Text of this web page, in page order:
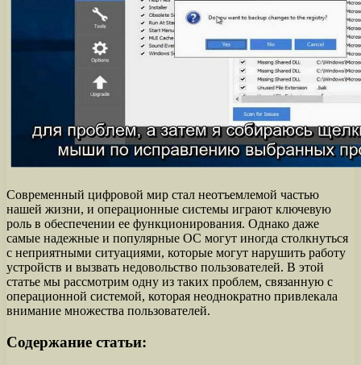
Современный цифровой мир стал неотъемлемой частью
нашей жизни, и операционные системы играют ключевую
роль в обеспечении ее функционирования. Однако даже
самые надежные и популярные ОС могут иногда столкнуться
с неприятными ситуациями, которые могут нарушить работу
устройств и вызвать недовольство пользователей. В этой
статье мы рассмотрим одну из таких проблем, связанную с
операционной системой, которая неоднократно привлекала
внимание множества пользователей.
Содержание статьи: